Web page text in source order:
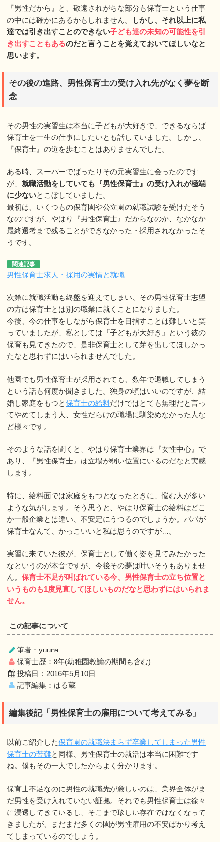
『男性だから』と、敬遠されがちな部分も保育士という仕事
の中には確かにあるかもしれません。
しかし、それ以上に私
達では引き出すことのできない子ども達の未知の可能性を引
き出すこともあるのだと言うことを覚えておいてほしいなと
思います。
その後の進路、男性保育士の受け入れ先がなく夢を断
念
その男性の実習生は本当に子どもが大好きで、できるならば
保育士を一生の仕事にしたいとも話していました。しかし、
『保育士』の道を歩むことはありませんでした。
ある時、スーパーでばったりその元実習生に会ったのです
が、就職活動をしていても『男性保育士』の受け入れが極端
に少ないとこぼしていました。
最初は、いくつもの保育園や公立園の就職試験を受けたそう
なのですが、やはり『男性保育士』だからなのか、なかなか
最終選考まで残ることができなかった・採用されなかったそ
うです。
関連記事
男性保育士求人・採用の実情と就職
次第に就職活動も終盤を迎えてしまい、その男性保育士志望
の方は保育士とは別の職業に就くことになりました。
今後、今の仕事をしながら保育士を目指すことは難しいと笑
っていましたが、私としては『子どもが大好き』という彼の
保育も見てきたので、是非保育士として芽を出してほしかっ
たなと思わずにはいられませんでした。
他園でも男性保育士が採用されても、数年で退職してしまう
という話も何度か聞きました。独身の頃はいいのですが、結
婚し家庭をもつと保育士の給料だけではとても無理だと言っ
てやめてしまう人、女性だらけの職場に馴染めなかった人な
ど様々です。
そのような話を聞くと、やはり保育士業界は『女性中心』で
あり、『男性保育士』は立場が弱い位置にいるのだなと実感
します。
特に、給料面では家庭をもつとなったときに、悩む人が多い
ような気がします。そう思うと、やはり保育士の給料はどこ
か一般企業とは違い、不安定にうつるのでしょうか。パパが
保育士なんて、かっこいいと私は思うのですが…。
実習に来ていた彼が、保育士として働く姿を見てみたかった
なというのが本音ですが、今後その夢は叶いそうもありませ
ん。保育士不足が叫ばれている今、男性保育士の立ち位置と
いうものも1度見直してほしいものだなと思わずにはいられま
せん。
この記事について
筆者：yuuna
保育士歴：8年(幼稚園教諭の期間も含む)
投稿日：2016年5月10日
記事編集：はる蔵
編集後記「男性保育士の雇用について考えてみる」
以前ご紹介した保育園の就職決まらず卒業してしまった男性
保育士の苦難と同様、男性保育士の就活は本当に困難です
ね。僕もその一人でしたからよく分かります。
保育士不足なのに男性の就職先が厳しいのは、業界全体がま
だ男性を受け入れていない証拠。それでも男性保育士は徐々
に浸透してきているし、そこまで珍しい存在ではなくなって
きましたが、まだまだ多くの園が男性雇用の不安ばかり考え
てしまっているのでしょう。